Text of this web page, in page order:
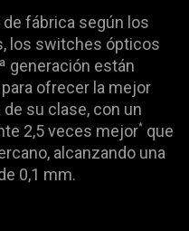
fábrica según los
los switches ópticos
generación están
ofrecer la mejor
su clase, con un
2,5 veces mejor* que
alcanzando una
0,1 mm.